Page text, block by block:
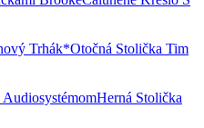
Otočná Stolička Tim
Herná Stolička